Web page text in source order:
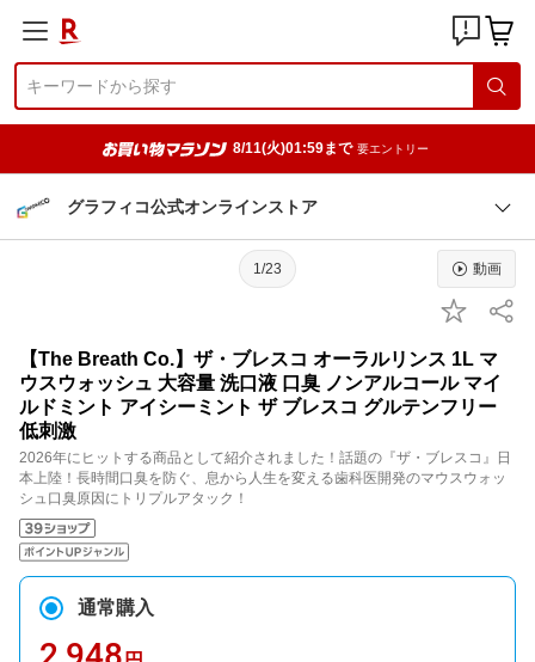
8/11(火)01:59まで 要エントリー
グラフィコ公式オンラインストア
1/23 動画
【The Breath Co.】ザ・ブレスコ オーラルリンス 1L マ
ウスウォッシュ 大容量 洗口液 口臭 ノンアルコール マイ
ルドミント アイシーミント ザ ブレスコ グルテンフリー
低刺激
2026年にヒットする商品として紹介されました！話題の『ザ・ブレスコ』日
本上陸！長時間口臭を防ぐ、息から人生を変える歯科医開発のマウスウォッ
シュ口臭原因にトリプルアタック！
通常購入